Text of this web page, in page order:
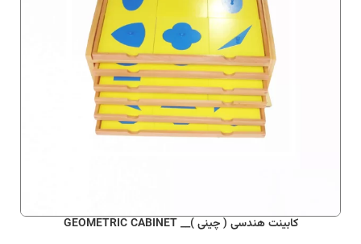
کابینت هندسی ( چینی )__ GEOMETRIC CABINET